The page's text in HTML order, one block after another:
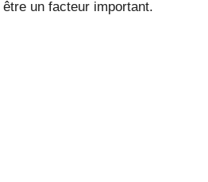
être un facteur important.